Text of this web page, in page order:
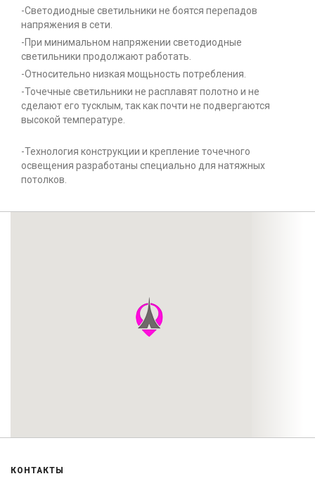
-Светодиодные светильники не боятся перепадов
напряжения в сети.
-При минимальном напряжении светодиодные
светильники продолжают работать.
-Относительно низкая мощьность потребления.
-Точечные светильники не расплавят полотно и не
сделают его тусклым, так как почти не подвергаются
высокой температуре.
-Технология конструкции и крепление точечного
освещения разработаны специально для натяжных
потолков.
КОНТАКТЫ